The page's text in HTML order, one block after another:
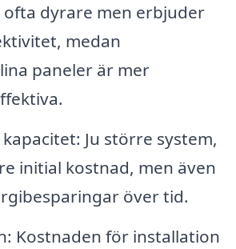
ofta dyrare men erbjuder
medan
paneler är mer
Ju större system,
initial kostnad, men även
över tid.
Kostnaden för installation